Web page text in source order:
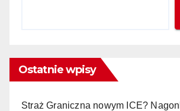
Ostatnie wpisy
Straż Graniczna nowym ICE?